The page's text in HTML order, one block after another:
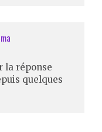
la réponse
quelques